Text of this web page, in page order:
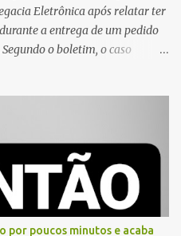
Eletrônica após relatar ter
a entrega de um pedido
o boletim, o caso
policial, a vítima relatou
ser ofendida com palavras de
à Polícia Civil que mora
coagida e humilhada com a
por poucos minutos e acaba